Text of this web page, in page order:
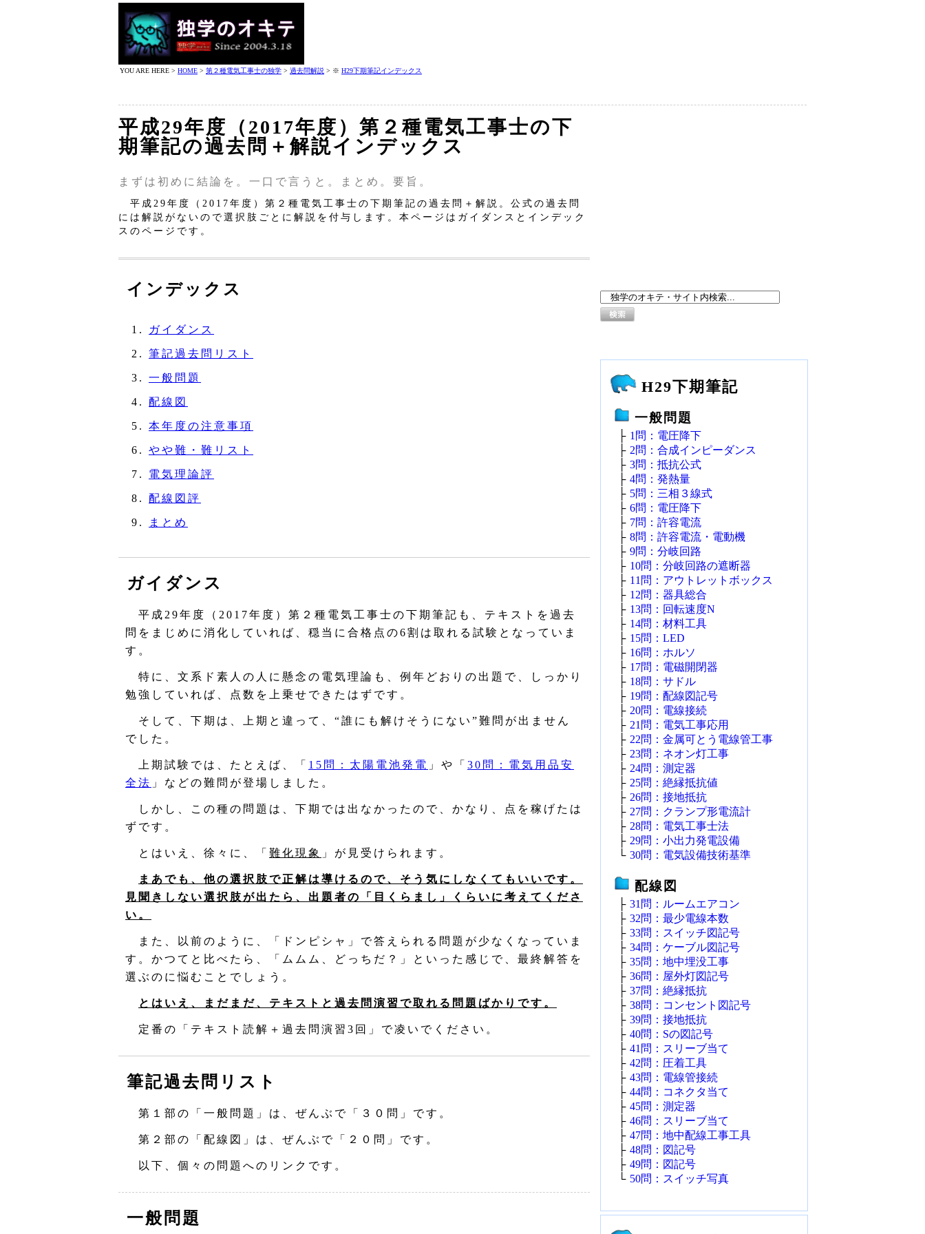
YOU ARE HERE > HOME > 第２種電気工事士の独学 > 過去問解説 > ※ H29下期筆記インデックス
平成29年度（2017年度）第２種電気工事士の下
期筆記の過去問＋解説インデックス
まずは初めに結論を。一口で言うと。まとめ。要旨。
平成29年度（2017年度）第２種電気工事士の下期筆記の過去問＋解説。公式の過去問
には解説がないので選択肢ごとに解説を付与します。本ページはガイダンスとインデック
スのページです。
インデックス
ガイダンス
筆記過去問リスト
一般問題
配線図
本年度の注意事項
やや難・難リスト
電気理論評
配線図評
まとめ
ガイダンス
平成29年度（2017年度）第２種電気工事士の下期筆記も、テキストを過去
問をまじめに消化していれば、穏当に合格点の6割は取れる試験となっていま
す。
特に、文系ド素人の人に懸念の電気理論も、例年どおりの出題で、しっかり
勉強していれば、点数を上乗せできたはずです。
そして、下期は、上期と違って、“誰にも解けそうにない”難問が出ません
でした。
上期試験では、たとえば、「 15問：太陽電池発電 」や「 30問：電気用品安
全法 」などの難問が登場しました。
しかし、この種の問題は、下期では出なかったので、かなり、点を稼げたは
ずです。
とはいえ、徐々に、「 難化現象 」が見受けられます。
まあでも、他の選択肢で正解は導けるので、そう気にしなくてもいいです。
見聞きしない選択肢が出たら、出題者の「目くらまし」くらいに考えてくださ
い。
また、以前のように、「ドンピシャ」で答えられる問題が少なくなっていま
す。かつてと比べたら、「ムムム、どっちだ？」といった感じで、最終解答を
選ぶのに悩むことでしょう。
とはいえ、まだまだ、テキストと過去問演習で取れる問題ばかりです。
定番の「テキスト読解＋過去問演習3回」で凌いでください。
筆記過去問リスト
第１部の「一般問題」は、ぜんぶで「３０問」です。
第２部の「配線図」は、ぜんぶで「２０問」です。
以下、個々の問題へのリンクです。
一般問題
H29下期筆記
一般問題
├ 1問：電圧降下
├ 2問：合成インピーダンス
├ 3問：抵抗公式
├ 4問：発熱量
├ 5問：三相３線式
├ 6問：電圧降下
├ 7問：許容電流
├ 8問：許容電流・電動機
├ 9問：分岐回路
├ 10問：分岐回路の遮断器
├ 11問：アウトレットボックス
├ 12問：器具総合
├ 13問：回転速度N
├ 14問：材料工具
├ 15問：LED
├ 16問：ホルソ
├ 17問：電磁開閉器
├ 18問：サドル
├ 19問：配線図記号
├ 20問：電線接続
├ 21問：電気工事応用
├ 22問：金属可とう電線管工事
├ 23問：ネオン灯工事
├ 24問：測定器
├ 25問：絶縁抵抗値
├ 26問：接地抵抗
├ 27問：クランプ形電流計
├ 28問：電気工事士法
├ 29問：小出力発電設備
└ 30問：電気設備技術基準
配線図
├ 31問：ルームエアコン
├ 32問：最少電線本数
├ 33問：スイッチ図記号
├ 34問：ケーブル図記号
├ 35問：地中埋没工事
├ 36問：屋外灯図記号
├ 37問：絶縁抵抗
├ 38問：コンセント図記号
├ 39問：接地抵抗
├ 40問：Sの図記号
├ 41問：スリーブ当て
├ 42問：圧着工具
├ 43問：電線管接続
├ 44問：コネクタ当て
├ 45問：測定器
├ 46問：スリーブ当て
├ 47問：地中配線工事工具
├ 48問：図記号
├ 49問：図記号
└ 50問：スイッチ写真